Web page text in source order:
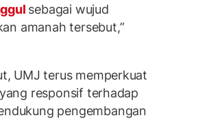
sebagai wujud
amanah tersebut,”
UMJ terus memperkuat
responsif terhadap
pengembangan